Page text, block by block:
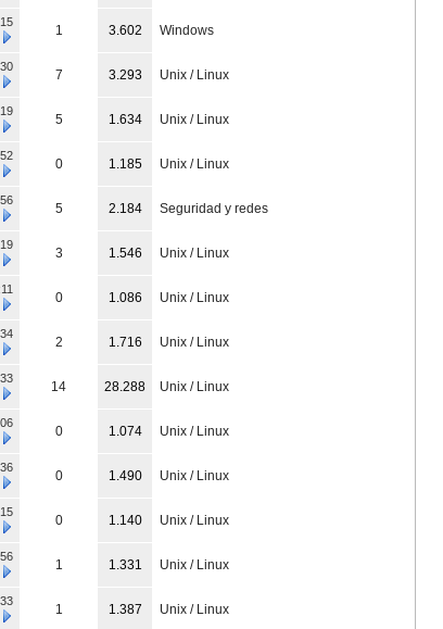
1 3.602 Windows
7 3.293 Unix / Linux
5 1.634 Unix / Linux
0 1.185 Unix / Linux
5 2.184 Seguridad y redes
3 1.546 Unix / Linux
0 1.086 Unix / Linux
2 1.716 Unix / Linux
14 28.288 Unix / Linux
0 1.074 Unix / Linux
0 1.490 Unix / Linux
0 1.140 Unix / Linux
1 1.331 Unix / Linux
1 1.387 Unix / Linux